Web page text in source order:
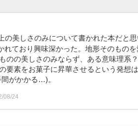
の美しさのみについて書かれた本だと
ており興味深かった。地形そのものを
のの美しさのみならず、ある意味理系
要素をお菓子に昇華させるという発想
がかかる…)。
08/24